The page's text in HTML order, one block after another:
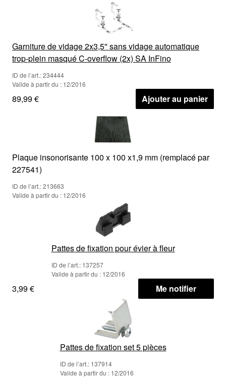
Garniture de vidage 2x3,5'' sans vidage automatique
trop-plein masqué C-overflow (2x) SA InFino
ID de l’art.: 234444
Valide à partir du : 12/2016
89,99 € Ajouter au panier
Plaque insonorisante 100 x 100 x1,9 mm (remplacé par
227541)
ID de l’art.: 213663
Valide à partir du : 12/2016
Pattes de fixation pour évier à fleur
ID de l’art.: 137257
Valide à partir du : 12/2016
3,99 € Me notifier
Pattes de fixation set 5 pièces
ID de l’art.: 137914
Valide à partir du : 12/2016